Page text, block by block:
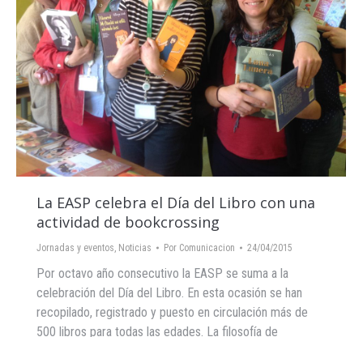
La EASP celebra el Día del Libro con una
actividad de bookcrossing
Jornadas y eventos, Noticias Por Comunicacion 24/04/2015
Por octavo año consecutivo la EASP se suma a la
celebración del Día del Libro. En esta ocasión se han
recopilado, registrado y puesto en circulación más de
500 libros para todas las edades. La filosofía de